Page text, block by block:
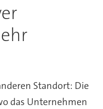
Standort: Die
das Unternehmen